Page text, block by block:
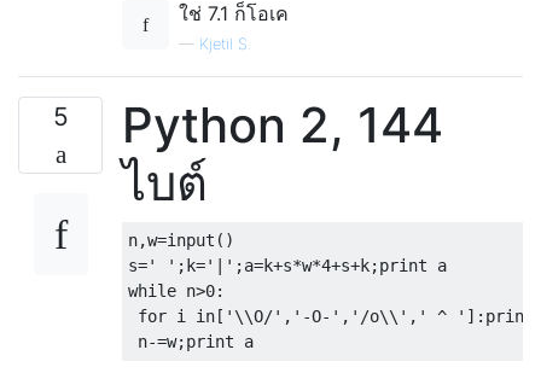
ใช่ 7.1 ก็โอเค
— Kjetil S.
5
Python 2, 144
ไบต์
n,w=input ()
s=' ' ; k='|' ;a=k+s*w*4+s+k;print
while n>0:
for i in [ '\\O/' , '-O-' , '/o\\' , ' ^ ' ]: print
n-=w;print a